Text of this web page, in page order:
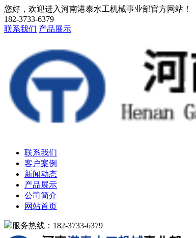
您好，欢迎进入河南港泰水工机械事业部官方网站！
182-3733-6379
联系我们 产品展示
联系我们
客户案例
新闻动态
产品展示
公司简介
网站首页
服务热线：182-3733-6379